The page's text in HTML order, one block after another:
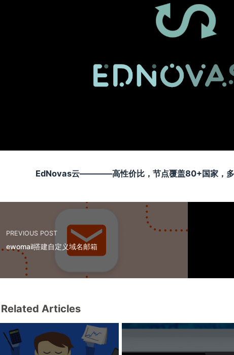
EdNovas云————高性价比，节点覆盖80+国家，多
PREVIOUS POST
ewomail搭建自定义域名邮箱
Related Articles